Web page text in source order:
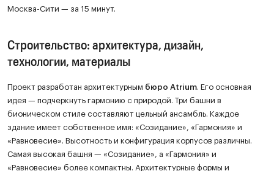
Москва-Сити — за 15 минут.
Строительство: архитектура, дизайн,
технологии, материалы
Проект разработан архитектурным бюро Atrium . Его основная
идея — подчеркнуть гармонию с природой. Три башни в
бионическом стиле составляют цельный ансамбль. Каждое
здание имеет собственное имя: «Созидание», «Гармония» и
«Равновесие». Высотность и конфигурация корпусов различны.
Самая высокая башня — «Созидание», а «Гармония» и
«Равновесие» более компактны. Архитектурные формы и